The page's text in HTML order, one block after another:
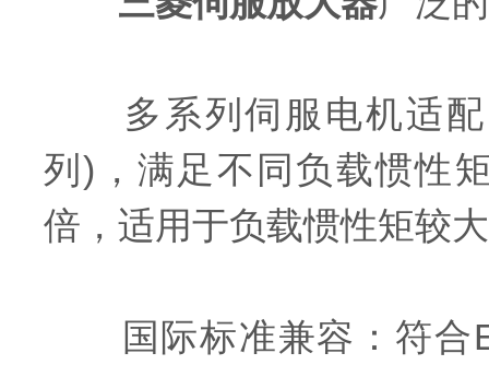
多系列伺服电机适配
列)，满足不同负载惯性
倍，适用于负载惯性矩较
国际标准兼容：符合